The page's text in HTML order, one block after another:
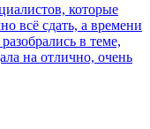
которые
всё сдать, а времени
в теме,
на отлично, очень